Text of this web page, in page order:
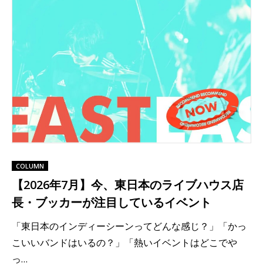
COLUMN
【2026年7月】今、東日本のライブハウス店
長・ブッカーが注目しているイベント
「東日本のインディーシーンってどんな感じ？」「かっ
こいいバンドはいるの？」「熱いイベントはどこでや
っ…